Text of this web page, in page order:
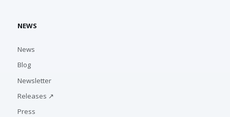
NEWS
News
Blog
Newsletter
Releases ↗
Press